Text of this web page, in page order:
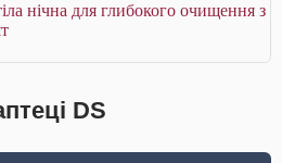
нічна для глибокого очищення з
DS